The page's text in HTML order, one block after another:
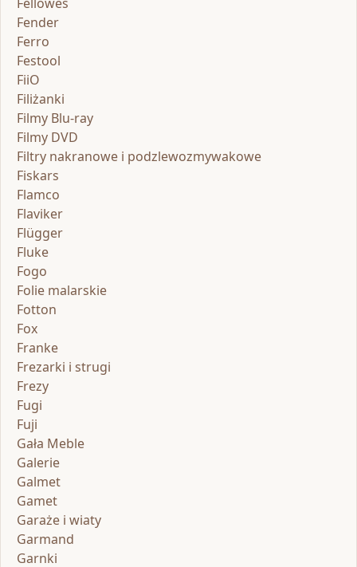
Fender
Ferro
Festool
FiiO
Filiżanki
Filmy Blu-ray
Filmy DVD
Filtry nakranowe i podzlewozmywakowe
Fiskars
Flamco
Flaviker
Flügger
Fluke
Fogo
Folie malarskie
Fotton
Fox
Franke
Frezarki i strugi
Frezy
Fugi
Fuji
Gała Meble
Galerie
Galmet
Gamet
Garaże i wiaty
Garmand
Garnki